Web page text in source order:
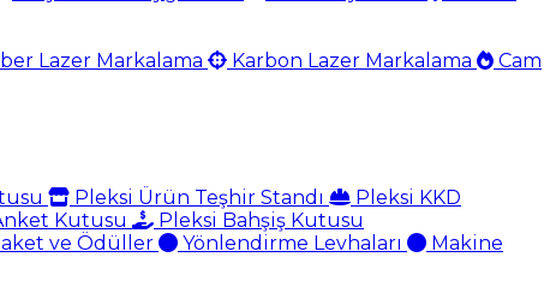
Lazer Markalama Karbon Lazer Markalama
Cam
Pleksi Ürün Teşhir Standı
Pleksi KKD
Kutusu
Pleksi Bahşiş Kutusu
ve Ödüller Yönlendirme Levhaları
Makine